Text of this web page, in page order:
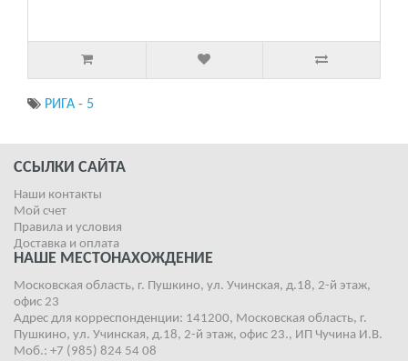
РИГА - 5
ССЫЛКИ САЙТА
Наши контакты
Мой счет
Правила и условия
Доставка и оплата
НАШЕ МЕСТОНАХОЖДЕНИЕ
Московская область, г. Пушкино, ул. Учинская, д.18, 2-й этаж,
офис 23
Адрес для корреспонденции: 141200, Московская область, г.
Пушкино, ул. Учинская, д.18, 2-й этаж, офис 23., ИП Чучина И.В.
Моб.: +7 (985) 824 54 08